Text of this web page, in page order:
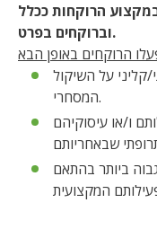
הרוקחות ככלל
וברוקחים בפרט.
קליני על השיקול
המסחרי.
ו/או עיסוקיהם
ביותר בהתאם